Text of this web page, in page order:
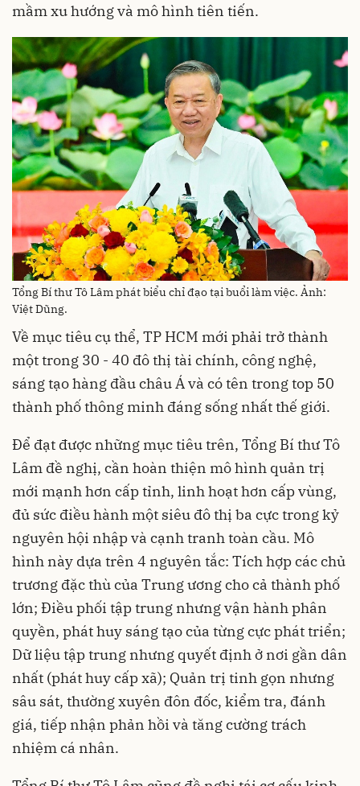
mầm xu hướng và mô hình tiên tiến.
Tổng Bí thư Tô Lâm phát biểu chỉ đạo tại buổi làm việc. Ảnh:
Việt Dũng.
Về mục tiêu cụ thể, TP HCM mới phải trở thành
một trong 30 - 40 đô thị tài chính, công nghệ,
sáng tạo hàng đầu châu Á và có tên trong top 50
thành phố thông minh đáng sống nhất thế giới.
Để đạt được những mục tiêu trên, Tổng Bí thư Tô
Lâm đề nghị, cần hoàn thiện mô hình quản trị
mới mạnh hơn cấp tỉnh, linh hoạt hơn cấp vùng,
đủ sức điều hành một siêu đô thị ba cực trong kỷ
nguyên hội nhập và cạnh tranh toàn cầu. Mô
hình này dựa trên 4 nguyên tắc: Tích hợp các chủ
trương đặc thù của Trung ương cho cả thành phố
lớn; Điều phối tập trung nhưng vận hành phân
quyền, phát huy sáng tạo của từng cực phát triển;
Dữ liệu tập trung nhưng quyết định ở nơi gần dân
nhất (phát huy cấp xã); Quản trị tinh gọn nhưng
sâu sát, thường xuyên đôn đốc, kiểm tra, đánh
giá, tiếp nhận phản hồi và tăng cường trách
nhiệm cá nhân.